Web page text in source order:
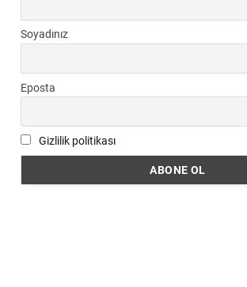
Soyadınız
Eposta
Gizlilik politikası